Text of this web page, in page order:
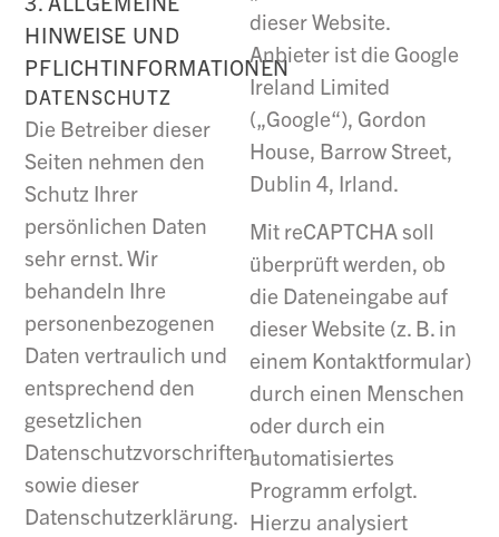
HINWEISE UND
PFLICHTINFORMATIONEN
DATENSCHUTZ
Die Betreiber dieser
Seiten nehmen den
Schutz Ihrer
persönlichen Daten
sehr ernst. Wir
behandeln Ihre
personenbezogenen
Daten vertraulich und
entsprechend den
gesetzlichen
Datenschutzvorschriften
sowie dieser
Datenschutzerklärung.
dieser Website.
Anbieter ist die Google
Ireland Limited
(„Google“), Gordon
House, Barrow Street,
Dublin 4, Irland.
Mit reCAPTCHA soll
überprüft werden, ob
die Dateneingabe auf
dieser Website (z. B. in
einem Kontaktformular)
durch einen Menschen
oder durch ein
automatisiertes
Programm erfolgt.
Hierzu analysiert